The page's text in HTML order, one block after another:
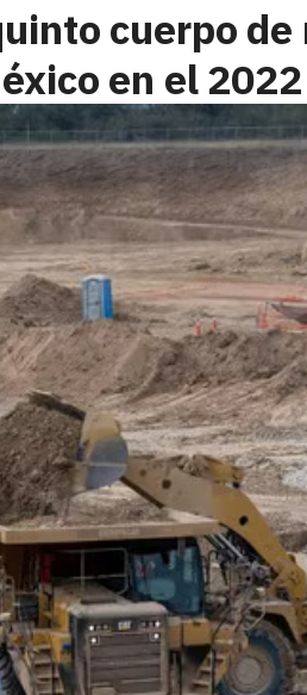
cuerpo
en el 2022